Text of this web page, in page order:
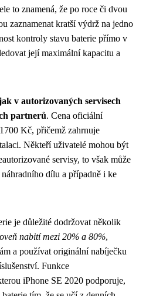
to znamená, že po roce či dvou
zaznamenat kratší výdrž na jedno
kontroly stavu baterie přímo v
její maximální kapacitu a
v autorizovaných servisech
partnerů. Cena oficiální
Kč, přičemž zahrnuje
Někteří uživatelé mohou být
servisy, to však může
dílu a případně i ke
je důležité dodržovat několik
nabití mezi 20% a 80%,
a používat originální nabíječku
Funkce
iPhone SE 2020 podporuje,